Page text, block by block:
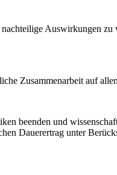
Auswirkungen zu
Zusammenarbeit auf
beenden und
Dauerertrag unter